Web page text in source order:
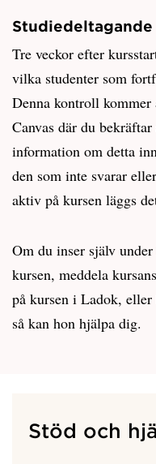
Studiedeltagande
Tre veckor efter
vilka studenter som
Denna kontroll
Canvas där du
information om detta
den som inte svarar
aktiv på kursen läggs
Om du inser själv
kursen, meddela
på kursen i Ladok,
så kan hon hjälpa dig.
Stöd och